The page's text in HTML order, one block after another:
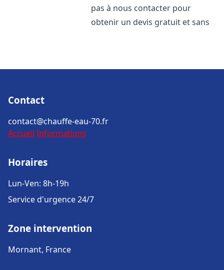
pas à nous contacter pour
obtenir un devis gratuit et sans
Contact
contact@chauffe-eau-70.fr
Accueil Informations
Horaires
Lun-Ven: 8h-19h
Service d'urgence 24/7
Zone intervention
Mornant, France